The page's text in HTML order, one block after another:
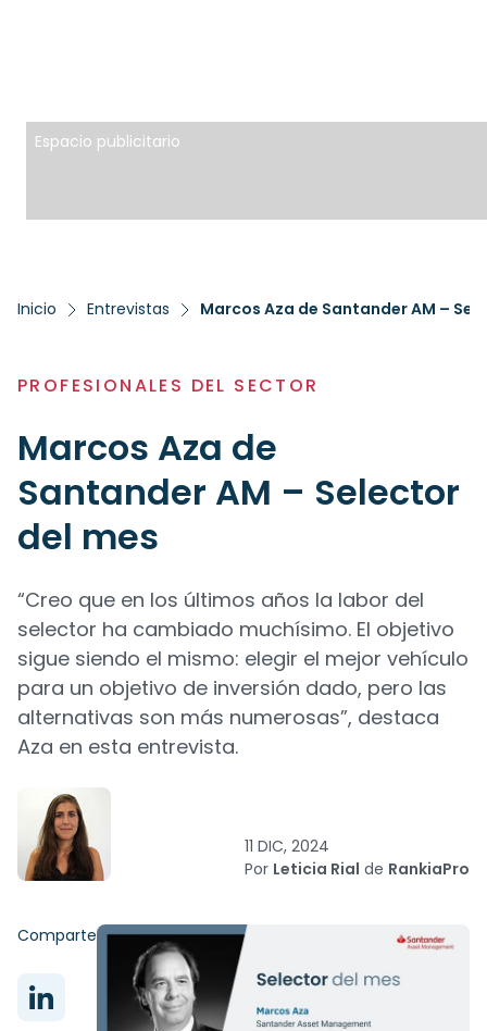
Espacio publicitario
Inicio Entrevistas Marcos Aza de Santander AM –
PROFESIONALES DEL SECTOR
Marcos Aza de
Santander AM – Selector
del mes
“Creo que en los últimos años la labor del
selector ha cambiado muchísimo. El objetivo
sigue siendo el mismo: elegir el mejor vehículo
para un objetivo de inversión dado, pero las
alternativas son más numerosas”, destaca
Aza en esta entrevista.
11 DIC, 2024
Por Leticia Rial de RankiaPro
Comparte